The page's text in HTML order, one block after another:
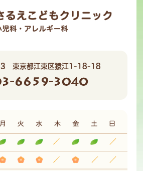
東京都江東区猿江1-18-18